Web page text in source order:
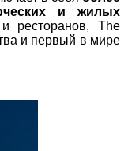
и жилых
ресторанов, The
и первый в мире